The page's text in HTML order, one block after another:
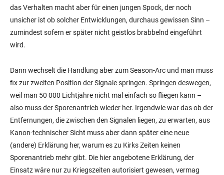
das Verhalten macht aber für einen jungen Spock, der noch
unsicher ist ob solcher Entwicklungen, durchaus gewissen Sinn –
zumindest sofern er später nicht geistlos brabbelnd eingeführt
wird.
Dann wechselt die Handlung aber zum Season-Arc und man muss
fix zur zweiten Position der Signale springen. Springen deswegen,
weil man 50 000 Lichtjahre nicht mal einfach so fliegen kann –
also muss der Sporenantrieb wieder her. Irgendwie war das ob der
Entfernungen, die zwischen den Signalen liegen, zu erwarten, aus
Kanon-technischer Sicht muss aber dann später eine neue
(andere) Erklärung her, warum es zu Kirks Zeiten keinen
Sporenantrieb mehr gibt. Die hier angebotene Erklärung, der
Einsatz wäre nur zu Kriegszeiten autorisiert gewesen, vermag